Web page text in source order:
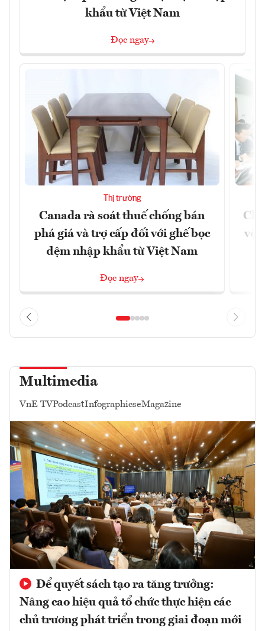
khẩu từ Việt Nam
Đọc ngay
Thị trường
Canada rà soát thuế chống bán
phá giá và trợ cấp đối với ghế bọc
đệm nhập khẩu từ Việt Nam
Đọc ngay
vệ
Multimedia
VnE TVPodcastInfographicseMagazine
Để quyết sách tạo ra tăng trưởng:
Nâng cao hiệu quả tổ chức thực hiện các
chủ trương phát triển trong giai đoạn mới